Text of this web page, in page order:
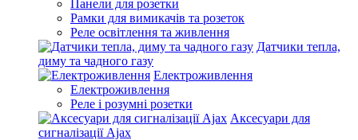
Панели для розетки
Рамки для вимикачів та розеток
Реле освітлення та живлення
Датчики тепла,
диму та чадного газу
Електроживлення
Електроживлення
Реле і розумні розетки
Аксесуари для
сигналізації Ajax